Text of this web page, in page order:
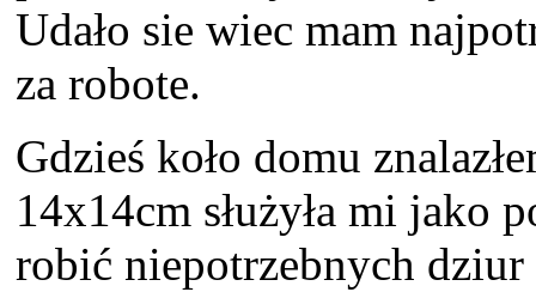
Udało sie wiec mam
za robote.
Gdzieś koło domu
14x14cm służyła mi jako
robić niepotrzebnych